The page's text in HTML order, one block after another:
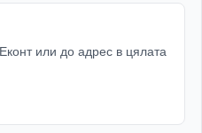
или до адрес в цялата